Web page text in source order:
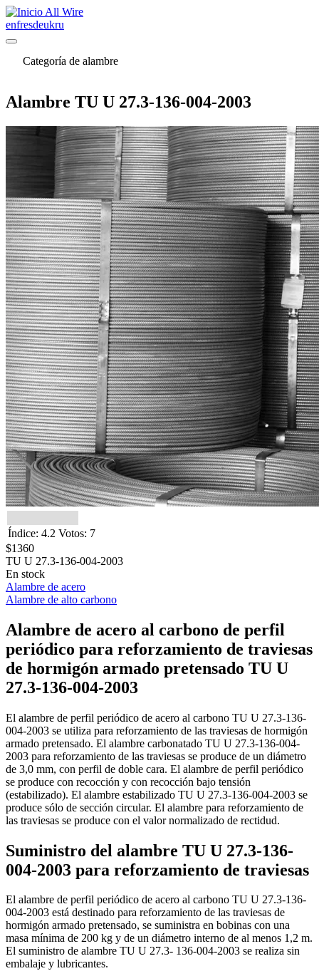
All Wire
enfresdeukru
Categoría de alambre
Alambre TU U 27.3-136-004-2003
Índice: 4.2 Votos: 7
$1360
TU U 27.3-136-004-2003
En stock
Alambre de acero
Alambre de alto carbono
Alambre de acero al carbono de perfil
periódico para reforzamiento de traviesas
de hormigón armado pretensado TU U
27.3-136-004-2003
El alambre de perfil periódico de acero al carbono TU U 27.3-136-
004-2003 se utiliza para reforzamiento de las traviesas de hormigón
armado pretensado. El alambre carbonatado TU U 27.3-136-004-
2003 para reforzamiento de las traviesas se produce de un diámetro
de 3,0 mm, con perfil de doble cara. El alambre de perfil periódico
se produce con recocción y con recocción bajo tensión
(estabilizado). El alambre estabilizado TU U 27.3-136-004-2003 se
produce sólo de sección circular. El alambre para reforzamiento de
las traviesas se produce con el valor normalizado de rectidud.
Suministro del alambre TU U 27.3-136-
004-2003 para reforzamiento de traviesas
El alambre de perfil periódico de acero al carbono TU U 27.3-136-
004-2003 está destinado para reforzamiento de las traviesas de
hormigón armado pretensado, se suministra en bobinas con una
masa mínima de 200 kg y de un diámetro interno de al menos 1,2 m.
El suministro de alambre TU U 27.3- 136-004-2003 se realiza sin
embalaje y lubricantes.